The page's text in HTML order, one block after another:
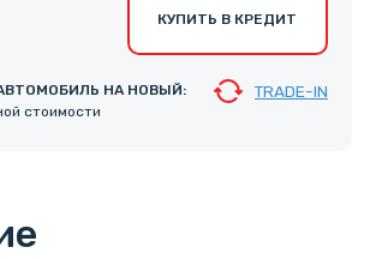
КУПИТЬ В КРЕДИТ
НА НОВЫЙ:
стоимости
TRADE-IN